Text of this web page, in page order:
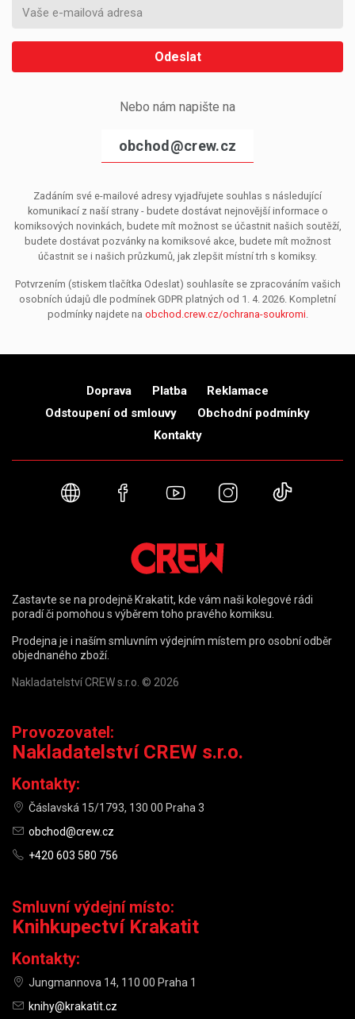
Odeslat
Nebo nám napište na
obchod@crew.cz
Zadáním své e-mailové adresy vyjadřujete souhlas s následující
komunikací z naší strany - budete dostávat nejnovější informace o
komiksových novinkách, budete mít možnost se účastnit našich soutěží,
budete dostávat pozvánky na komiksové akce, budete mít možnost
účastnit se i našich průzkumů, jak zlepšit místní trh s komiksy.
Potvrzením (stiskem tlačítka Odeslat) souhlasíte se zpracováním vašich
osobních údajů dle podmínek GDPR platných od 1. 4. 2026. Kompletní
podmínky najdete na obchod.crew.cz/ochrana-soukromi.
Doprava Platba
Reklamace
Odstoupení od smlouvy
Obchodní podmínky
Kontakty
Webové stránky
FacebookYouTubeInstagram
Zastavte se na prodejně Krakatit, kde vám naši kolegové rádi
poradí či pomohou s výběrem toho pravého komiksu.
Prodejna je i naším smluvním výdejním místem pro osobní odběr
objednaného zboží.
Nakladatelství CREW s.r.o. © 2026
Provozovatel:
Nakladatelství CREW s.r.o.
Kontakty:
Čáslavská 15/1793, 130 00 Praha 3
obchod@crew.cz
+420 603 580 756
Smluvní výdejní místo:
Knihkupectví Krakatit
Kontakty:
Jungmannova 14, 110 00 Praha 1
knihy@krakatit.cz